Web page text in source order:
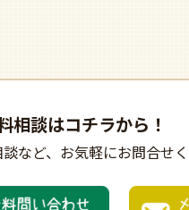
相談はコチラから！
など、 お気軽にお問合せ